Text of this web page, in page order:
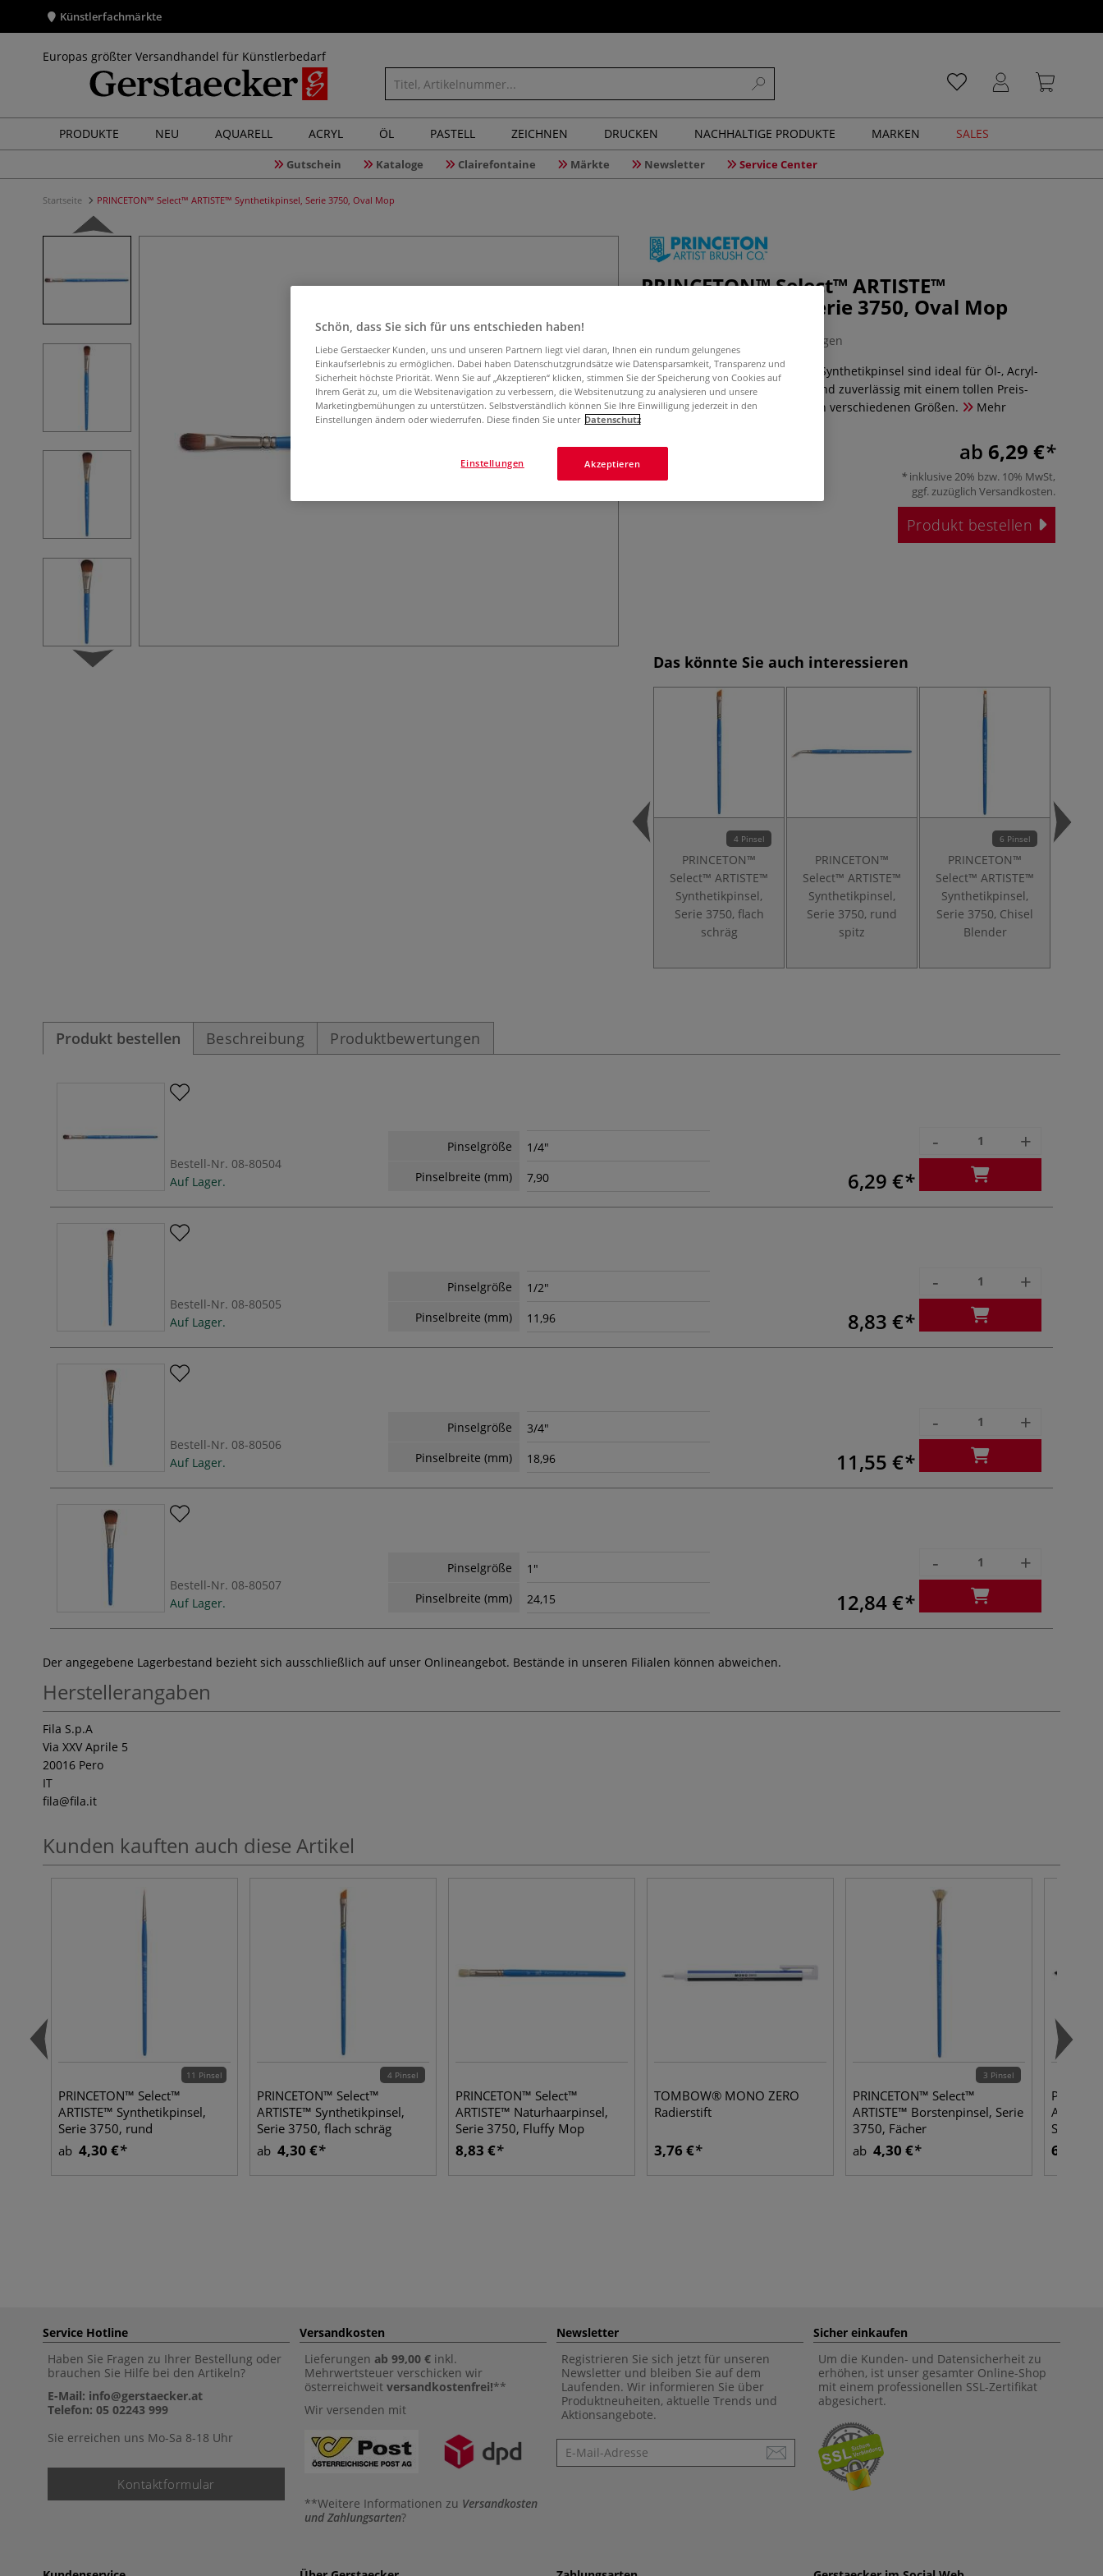
Künstlerfachmärkte
Europas größter Versandhandel für Künstlerbedarf
PRODUKTE NEU AQUARELL ACRYL ÖL PASTELL ZEICHNEN DRUCKEN NACHHALTIGE PRODUKTE MARKEN SALES
Gutschein Kataloge Clairefontaine Märkte Newsletter Service Center
Startseite PRINCETON™ Select™ ARTISTE™ Synthetikpinsel, Serie 3750, Oval Mop
PRINCETON™ Select™ ARTISTE™
Synthetikpinsel, Serie 3750, Oval Mop
0 Bewertungen
PRINCETON™ Select™ ARTISTE™ Synthetikpinsel sind ideal für Öl-, Acryl-
und Aquarellfarben. Langlebig und zuverlässig mit einem tollen Preis-
Leistungs-Verhältnis. Erhältlich in verschiedenen Größen.
Mehr
ab 6,29 €
inklusive 20% bzw. 10% MwSt,
ggf. zuzüglich Versandkosten.
Produkt bestellen
Das könnte Sie auch interessieren
4 Pinsel
PRINCETON™
Select™ ARTISTE™
Synthetikpinsel,
Serie 3750, flach
schräg
PRINCETON™
Select™ ARTISTE™
Synthetikpinsel,
Serie 3750, rund
spitz
6 Pinsel
PRINCETON™
Select™ ARTISTE™
Synthetikpinsel,
Serie 3750, Chisel
Blender
Produkt bestellen Beschreibung Produktbewertungen
Bestell-Nr. 08-80504
Auf Lager.
Pinselgröße
1/4"
Pinselbreite (mm)
7,90 6,29 €
- +
Bestell-Nr. 08-80505
Auf Lager.
Pinselgröße
1/2"
Pinselbreite (mm)
11,96 8,83 €
- +
Bestell-Nr. 08-80506
Auf Lager.
Pinselgröße
3/4"
Pinselbreite (mm)
18,96 11,55 €
- +
Bestell-Nr. 08-80507
Auf Lager.
Pinselgröße
1"
Pinselbreite (mm)
24,15 12,84 €
- +
Der angegebene Lagerbestand bezieht sich ausschließlich auf unser Onlineangebot. Bestände in unseren Filialen können abweichen.
Herstellerangaben
Fila S.p.A
Via XXV Aprile 5
20016 Pero
IT
fila@fila.it
Kunden kauften auch diese Artikel
11 Pinsel
PRINCETON™ Select™
ARTISTE™ Synthetikpinsel,
Serie 3750, rund
ab 4,30 €
4 Pinsel
PRINCETON™ Select™
ARTISTE™ Synthetikpinsel,
Serie 3750, flach schräg
ab 4,30 €
PRINCETON™ Select™
ARTISTE™ Naturhaarpinsel,
Serie 3750, Fluffy Mop
8,83 €
TOMBOW® MONO ZERO
Radierstift
3,76 €
3 Pinsel
PRINCETON™ Select™
ARTISTE™ Borstenpinsel, Serie
3750, Fächer
ab 4,30 €
Serie
6,29 €
Service Hotline
Haben Sie Fragen zu Ihrer Bestellung oder
brauchen Sie Hilfe bei den Artikeln?
E-Mail: info@gerstaecker.at
Telefon: 05 02243 999
Sie erreichen uns Mo-Sa 8-18 Uhr
Kontaktformular
Versandkosten
Lieferungen ab 99,00 € inkl.
Mehrwertsteuer verschicken wir
österreichweit versandkostenfrei!**
Wir versenden mit
**Weitere Informationen zu Versandkosten
und Zahlungsarten?
Newsletter
Registrieren Sie sich jetzt für unseren
Newsletter und bleiben Sie auf dem
Laufenden. Wir informieren Sie über
Produktneuheiten, aktuelle Trends und
Aktionsangebote.
Newsletter
Sicher einkaufen
Um die Kunden- und Datensicherheit zu
erhöhen, ist unser gesamter Online-Shop
mit einem professionellen SSL-Zertifikat
abgesichert.
Schön, dass Sie sich für uns entschieden haben!
Liebe Gerstaecker Kunden, uns und unseren Partnern liegt viel daran, Ihnen ein rundum gelungenes
Einkaufserlebnis zu ermöglichen. Dabei haben Datenschutzgrundsätze wie Datensparsamkeit, Transparenz und
Sicherheit höchste Priorität. Wenn Sie auf „Akzeptieren“ klicken, stimmen Sie der Speicherung von Cookies auf
Ihrem Gerät zu, um die Websitenavigation zu verbessern, die Websitenutzung zu analysieren und unsere
Marketingbemühungen zu unterstützen. Selbstverständlich können Sie Ihre Einwilligung jederzeit in den
Einstellungen ändern oder wiederrufen. Diese finden Sie unter Datenschutz
Akzeptieren
Einstellungen